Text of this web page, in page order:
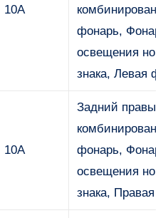
10А
фонарь,
освещения
знака, Левая
10А
Задний правый
фонарь,
освещения
знака, Правая